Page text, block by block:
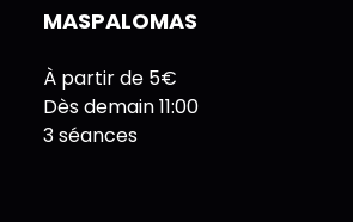
MASPALOMAS
À partir de 5€
Dès demain 11:00
3 séances